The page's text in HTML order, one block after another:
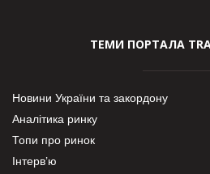
ТЕМИ ПОРТАЛА
Новини України та закордону
Аналітика ринку
Топи про ринок
Інтерв’ю